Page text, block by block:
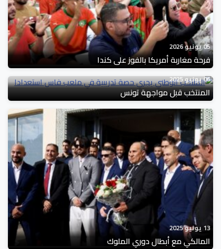
05 يونيو 2026
فرحة مغاربة أمريكا بالفوز على كندا
06 يونيو 2025
المنتخب قبل مواجهة تونس
13 يونيو 2025
المالكي مع أبطال دوري الملوك